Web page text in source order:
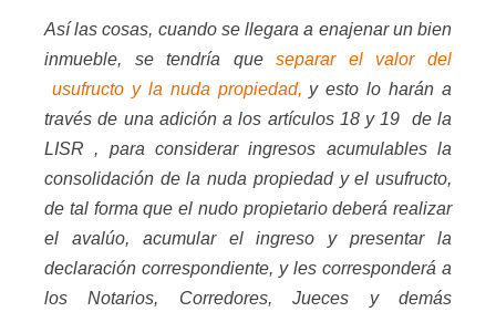
Así las cosas, cuando se llegara a enajenar un bien
inmueble, se tendría queseparar el valor del
usufructo y la nuda propiedad, y esto lo harán a
través de una adición a los artículos 18 y 19
de la
LISR , para considerar ingresos acumulables la
consolidación de la nuda propiedad y el usufructo,
de tal forma que el nudo propietario deberá realizar
el avalúo, acumular el ingreso y presentar la
declaración correspondiente, y les corresponderá a
los Notarios, Corredores, Jueces y demás